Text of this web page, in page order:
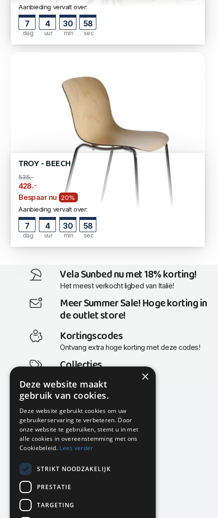
Aanbieding vervalt over:
7
dag
4
uur
30
min
57
sec
TROY - BEECH
535,-
428,-
Bespaar nu
20%
Aanbieding vervalt over:
7
dag
4
uur
30
min
57
sec
Vela Sunbed nu met 18% korting!
Het meest verkocht ligbed van Italië!
Meer Summer Sale! Hoge korting in
de outlet store!
Kortingscodes
Ontvang extra hoge korting met deze codes!
Collecties
Actuele en populaire collecties
KMP Kantoormeubilair
Airport Business Park
Frankfurtstraat 29-31
1175 RH Lijnden
020-617 01 26
info@kmpkantoormeubilair.nl
Facebook
Instagram
×
Deze website maakt
gebruik van cookies.
Deze website gebruikt cookies om uw
gebruikerservaring te verbeteren. Door
onze website te gebruiken, stemt u in met
alle cookies in overeenstemming met ons
Cookiebeleid. Lees verder
STRIKT NOODZAKELIJK
PRESTATIE
TARGETING